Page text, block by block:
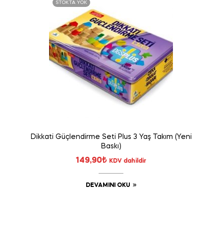
STOKTA YOK
Dikkati Güçlendirme Seti Plus 3 Yaş Takım (Yeni
Baskı)
149,90₺ KDV dahildir
DEVAMINI OKU